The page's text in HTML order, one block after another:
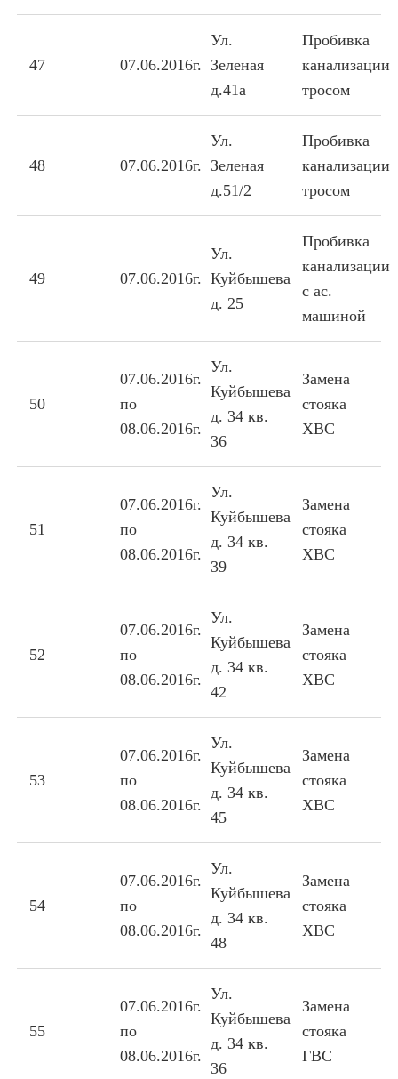
47 07.06.2016г.
Ул.
Зеленая
д.41а
Пробивка
канализации
тросом
48 07.06.2016г.
Ул.
Зеленая
д.51/2
Пробивка
канализации
тросом
49 07.06.2016г.
Ул.
Куйбышева
д. 25
Пробивка
канализации
с ас.
машиной
50
07.06.2016г.
по
08.06.2016г.
Ул.
Куйбышева
д. 34 кв.
36
Замена
стояка
ХВС
51
07.06.2016г.
по
08.06.2016г.
Ул.
Куйбышева
д. 34 кв.
39
Замена
стояка
ХВС
52
07.06.2016г.
по
08.06.2016г.
Ул.
Куйбышева
д. 34 кв.
42
Замена
стояка
ХВС
53
07.06.2016г.
по
08.06.2016г.
Ул.
Куйбышева
д. 34 кв.
45
Замена
стояка
ХВС
54
07.06.2016г.
по
08.06.2016г.
Ул.
Куйбышева
д. 34 кв.
48
Замена
стояка
ХВС
55
07.06.2016г.
по
08.06.2016г.
Ул.
Куйбышева
д. 34 кв.
36
Замена
стояка
ГВС